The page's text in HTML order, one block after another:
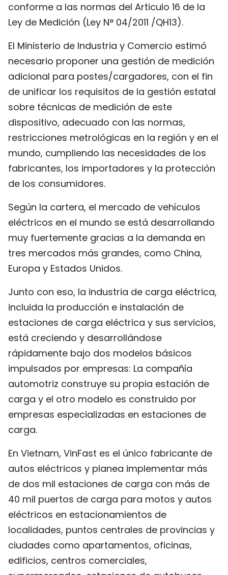
conforme a las normas del Articulo 16 de la
Ley de Medición (Ley N° 04/2011 /QH13).
El Ministerio de Industria y Comercio estimó
necesario proponer una gestión de medición
adicional para postes/cargadores, con el fin
de unificar los requisitos de la gestión estatal
sobre técnicas de medición de este
dispositivo, adecuado con las normas,
restricciones metrológicas en la región y en el
mundo, cumpliendo las necesidades de los
fabricantes, los importadores y la protección
de los consumidores.
Según la cartera, el mercado de vehículos
eléctricos en el mundo se está desarrollando
muy fuertemente gracias a la demanda en
tres mercados más grandes, como China,
Europa y Estados Unidos.
Junto con eso, la industria de carga eléctrica,
incluida la producción e instalación de
estaciones de carga eléctrica y sus servicios,
está creciendo y desarrollándose
rápidamente bajo dos modelos básicos
impulsados por empresas: La compañía
automotriz construye su propia estación de
carga y el otro modelo es construido por
empresas especializadas en estaciones de
carga.
En Vietnam, VinFast es el único fabricante de
autos eléctricos y planea implementar más
de dos mil estaciones de carga con más de
40 mil puertos de carga para motos y autos
eléctricos en estacionamientos de
localidades, puntos centrales de provincias y
ciudades como apartamentos, oficinas,
edificios, centros comerciales,